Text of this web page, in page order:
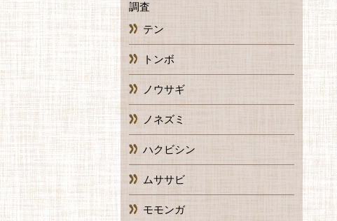
調査
テン
トンボ
ノウサギ
ノネズミ
ハクビシン
ムササビ
モモンガ